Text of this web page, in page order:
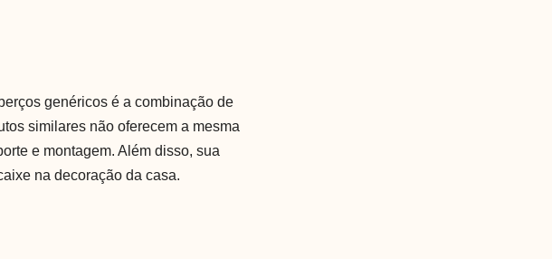
genéricos é a combinação de
similares não oferecem a mesma
e montagem. Além disso, sua
na decoração da casa.